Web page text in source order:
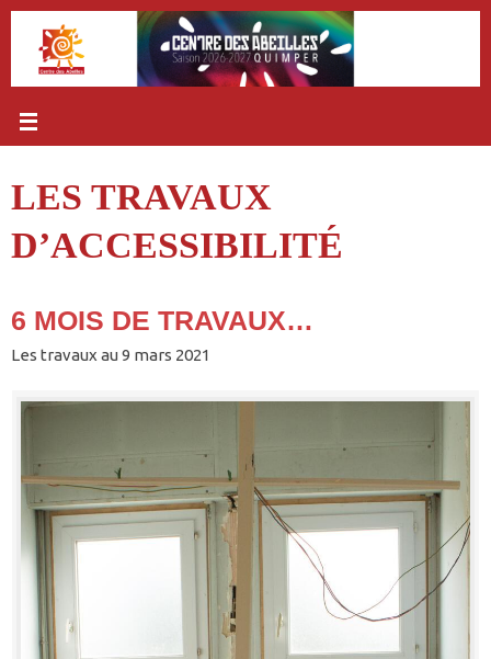
Passer
contenu
LES TRAVAUX
D’ACCESSIBILITÉ
6 MOIS DE TRAVAUX…
Les travaux au 9 mars 2021